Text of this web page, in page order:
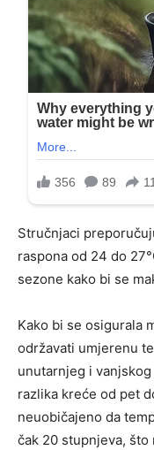
Stručnjaci
raspona od 24 do
sezone kako bi se
Kako bi se osigurala
održavati umjerenu
unutarnjeg i
razlika kreće od pet
neuobičajeno da
čak 20 stupnjeva,